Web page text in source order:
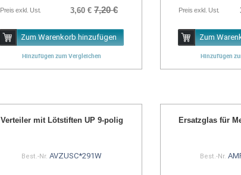
Preis exkl. Ust. 3,60 € 7,20 €
Zum Warenkorb hinzufügen
Hinzufügen zum Vergleichen
Preis exkl. Ust.
Zum
Hinzufügen
Verteiler mit Lötstiften UP 9-polig
Best.-Nr.AVZUSC*291W
Ersatzglas für
Best.-Nr.